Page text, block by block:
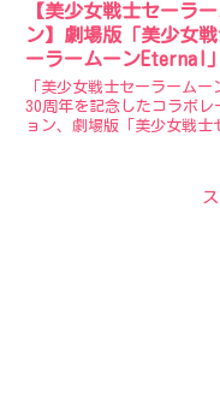
【美少女戦士セーラ
ン】劇場版「美少女
ーラームーンEternal」
×Maison de FLEUR 本
2022年2月16日(水)よ
約開始！
「美少女戦士セーラームー
30周年を記念したコラボレ
ョン、劇場版「美少女戦士
「美少女戦士セーラームー